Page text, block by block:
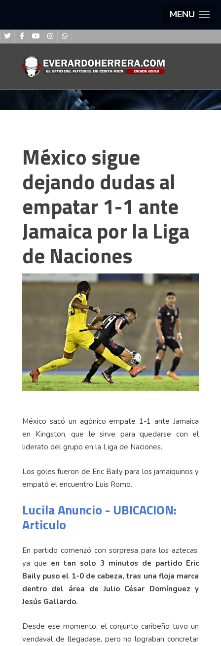
MENU
México sigue
dejando dudas al
empatar 1-1 ante
Jamaica por la Liga
de Naciones
México sacó un agónico empate 1-1 ante Jamaica
en Kingston, que le sirve para quedarse con el
liderato del grupo en la Liga de Naciones.
Los goles fueron de Eric Baily para los jamaiquinos y
empató el encuentro Luis Romo.
Lucila Anuncio - UBICACION:
Articulo
En partido comenzó con sorpresa para los aztecas,
ya que en tan solo 3 minutos de partido Eric
Baily puso el 1-0 de cabeza, tras una floja marca
dentro del área de Julio César Domínguez y
Jesús Gallardo.
Desde ese momento, el conjunto caribeño tuvo un
vendaval de llegadase, pero no lograban concretar